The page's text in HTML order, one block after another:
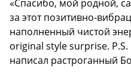
«Спасибо, мой родной,
за этот позитивно-
наполненный чистой
original style surprise. P.S.
написал растроганный